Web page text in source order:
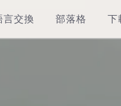
言交換 部落格 下